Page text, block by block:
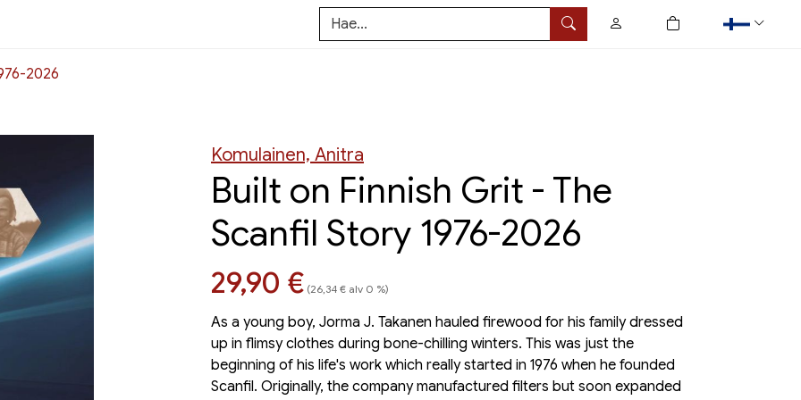
Hae
0
tuotetta ostoskorissa
2026
Komulainen, Anitra
Built on Finnish Grit - The
Scanfil Story 1976-2026
Hinta nyt
29,90 € (26,34 € alv 0 %)
As a young boy, Jorma J. Takanen hauled firewood for his family dressed
up in flimsy clothes during bone-chilling winters. This was just the
beginning of his life's work which really started in 1976 when he founded
Scanfil. Originally, the company manufactured filters but soon expanded